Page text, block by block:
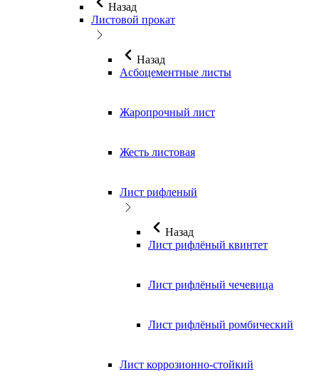
Назад
Листовой прокат
Назад
Асбоцементные листы
Жаропрочный лист
Жесть листовая
Лист рифленый
Назад
Лист рифлёный квинтет
Лист рифлёный чечевица
Лист рифлёный ромбический
Лист коррозионно-стойкий